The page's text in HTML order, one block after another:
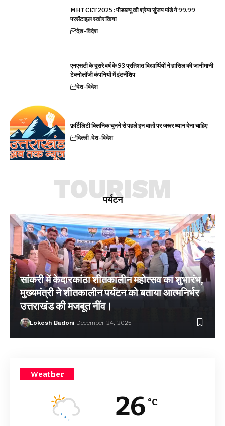
MHT CET 2025 : पीडब्ल्यू की श्रेया सुंजय पांडे ने 99.99
परसेंटाइल स्कोर किया
देश-विदेश
एनएसटी के दूसरे वर्ष के 93 प्रतिशत विद्यार्थियों ने हासिल की जानीमानी
टेक्नोलॉजी कंपनियों में इंटर्नशिप
देश-विदेश
फ़र्टिलिटी क्लिनिक चुनने से पहले इन बातों पर जरूर ध्यान देना चाहिए
दिल्ली देश-विदेश
पर्यटन
TOURISM
सांकरी में केदारकांठा शीतकालीन महोत्सव का शुभारंभ,
मुख्यमंत्री ने शीतकालीन पर्यटन को बताया आत्मनिर्भर
उत्तराखंड की मजबूत नींव।
Lokesh Badoni December 24, 2025
Weather
26 °C